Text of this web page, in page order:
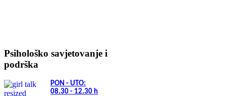
Psihološko savjetovanje i
podrška
PON - UTO:
08.30 - 12.30 h